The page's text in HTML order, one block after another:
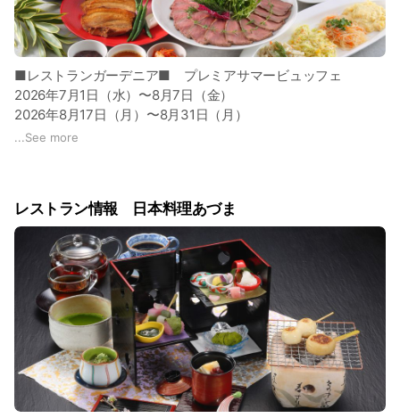
■レストランガーデニア■ プレミアサマービュッフェ
2026年7月1日（水）〜8月7日（金）
2026年8月17日（月）〜8月31日（月）
るような甘さを楽しめる特別なひととき。今だけの味わいを、
ぜひお見逃しなくお楽しみください。
8月のディナータイムには、贅沢な味わいが魅力の「国産黒毛
和牛の焼きしゃぶ」が新たに登場いたします。定番の「ロース
トビーフ」とともに、夏の食欲をそそる多彩なメニューが並
び、華やかなひとときを演出します。涼やかな庭園を眺めなが
ら、心ゆくまで贅沢な時間をお過ごしください。
□価格 ランチ （大人）¥3,650 （60歳以上）￥3,450
ディナー（大人）¥4,750 （60歳以上）￥4,550
□営業時間 ランチ 11:30～15:00（最終入店14:30）
...See more
レストラン情報 日本料理あづま